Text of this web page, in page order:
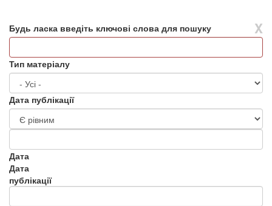
X
Будь ласка введіть ключові слова для пошуку
Тип матеріалу
Дата публікації
Дата
Дата
публікації